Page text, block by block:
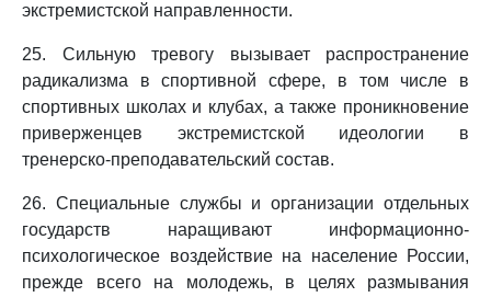
экстремистской направленности.
25. Сильную тревогу вызывает распространение
радикализма в спортивной сфере, в том числе в
спортивных школах и клубах, а также проникновение
приверженцев экстремистской идеологии в
тренерско-преподавательский состав.
26. Специальные службы и организации отдельных
государств наращивают информационно-
психологическое воздействие на население России,
прежде всего на молодежь, в целях размывания